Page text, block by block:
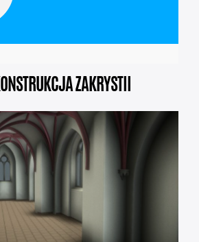
ZAKRYSTII